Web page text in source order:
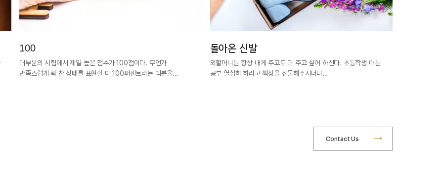
100
대부분의 시험에서 제일 높은 점수가 100점이다. 무언가
만족스럽게 꽉 찬 상태를 표현할 때 100퍼센트라는 백분율…
돌아온 신발
외할머니는 항상 내게 주고도 더 주고 싶어 하신다. 초등학생 때는
공부 열심히 하라고 책상을 선물해주시더니…
Contact Us